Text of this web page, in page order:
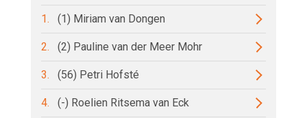
1. (1) Miriam van Dongen
2. (2) Pauline van der Meer Mohr
3. (56) Petri Hofsté
4. (-) Roelien Ritsema van Eck